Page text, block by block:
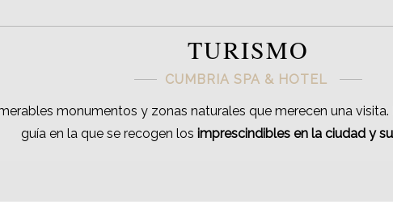
TURISMO
CUMBRIA SPA & HOTEL
monumentos y zonas naturales que merecen una
guía en la que se recogen los imprescindibles en la ciudad y